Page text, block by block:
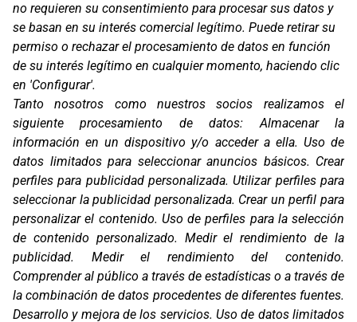
Gavà (Barcelona)
Contacto
T. (+34) 93 638 38 60
Email:corver@corver.es
Marcas
Productos
Compañía
Blog
Contacto
FAQ
no requieren su consentimiento para procesar sus datos y
se basan en su interés comercial legítimo. Puede retirar su
permiso o rechazar el procesamiento de datos en función
de su interés legítimo en cualquier momento, haciendo clic
en 'Configurar'.
Tanto nosotros como nuestros socios realizamos el
siguiente procesamiento de datos:Almacenar la
información en un dispositivo y/o acceder a ella. Uso de
datos limitados para seleccionar anuncios básicos. Crear
perfiles para publicidad personalizada.Utilizar perfiles para
seleccionar la publicidad personalizada. Crear un perfil para
personalizar el contenido. Uso de perfiles para la selección
de contenido personalizado. Medir el rendimiento de la
publicidad. Medir el rendimiento del contenido.
Comprender al público a través de estadísticas o a través de
la combinación de datos procedentes de diferentes fuentes.
Desarrollo y mejora de los servicios.Uso de datos limitados